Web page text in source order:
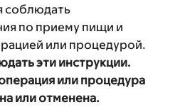
соблюдать
по приему пищи и
или процедурой.
эти инструкции.
или процедура
или отменена.